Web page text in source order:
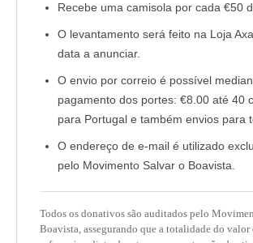
Recebe uma camisola por cada €50
O levantamento será feito na Loja
data a anunciar.
O envio por correio é possível
pagamento dos portes: €8.00 até 40
para Portugal e também envios para
O endereço de e-mail é utilizado
pelo Movimento Salvar o Boavista.
Todos os donativos são auditados pelo
Boavista, assegurando que a totalidade do valor